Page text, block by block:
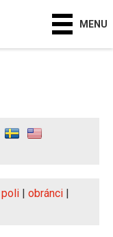
MENU
poli | obránci |